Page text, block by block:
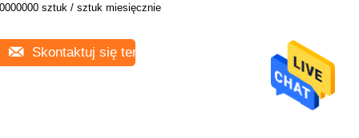
sztuk / sztuk miesięcznie
Skontaktuj się teraz